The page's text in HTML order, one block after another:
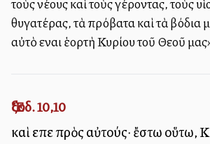
θυγατέρας, τὰ πρόβατα καὶ τὰ βόδια
αὐτὸ εἶναι ἑορτὴ Κυρίου τοῦ Θεοῦ
Ἔξοδ. 10,10
καὶ εἶπε πρὸς αὐτούς· ἔστω οὕτω,